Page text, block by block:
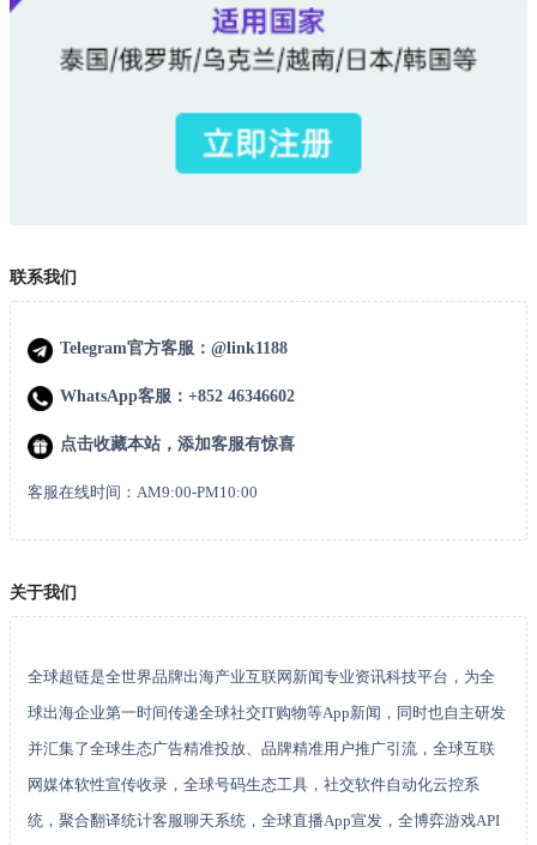
联系我们
Telegram官方客服：@link1188
WhatsApp客服：+852 46346602
点击收藏本站，添加客服有惊喜
客服在线时间：AM9:00-PM10:00
关于我们
全球超链是全世界品牌出海产业互联网新闻专业资讯科技平台，为全
球出海企业第一时间传递全球社交IT购物等App新闻，同时也自主研发
并汇集了全球生态广告精准投放、品牌精准用户推广引流，全球互联
网媒体软性宣传收录，全球号码生态工具，社交软件自动化云控系
统，聚合翻译统计客服聊天系统，全球直播App宣发，全博弈游戏API